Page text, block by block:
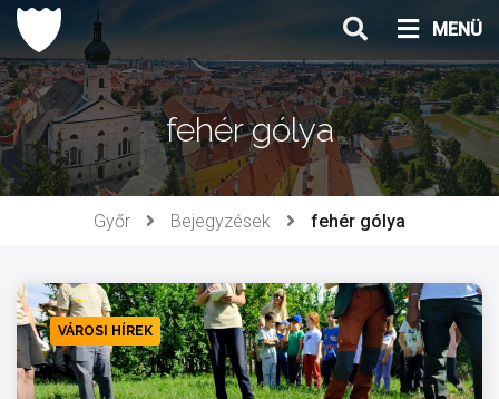
Ugrás
tartalomhoz
MENÜ
fehér gólya
Győr Bejegyzések fehér gólya
VÁROSI HÍREK